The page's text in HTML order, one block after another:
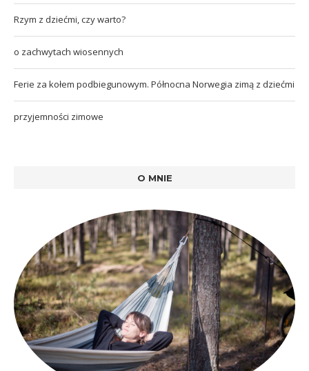
Rzym z dziećmi, czy warto?
o zachwytach wiosennych
Ferie za kołem podbiegunowym. Północna Norwegia zimą z dziećmi
przyjemności zimowe
O MNIE